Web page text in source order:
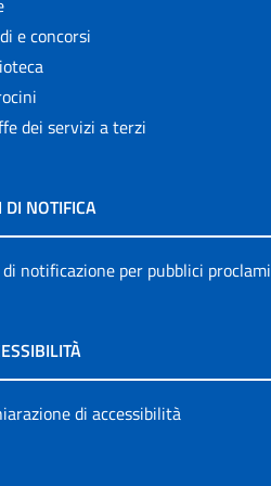
e concorsi
dei servizi a terzi
DI NOTIFICA
notificazione per pubblici proclami
di accessibilità